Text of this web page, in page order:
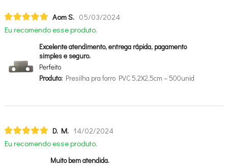
Aom S. 05/03/2024
Eu recomendo esse produto.
Excelente atendimento, entrega rápida, pagamento
simples e seguro.
Perfeito
Produto:Presilha pra forro PVC 5,2X2,5cm – 500unid
D. M. 14/02/2024
Eu recomendo esse produto.
Muito bem atendida.